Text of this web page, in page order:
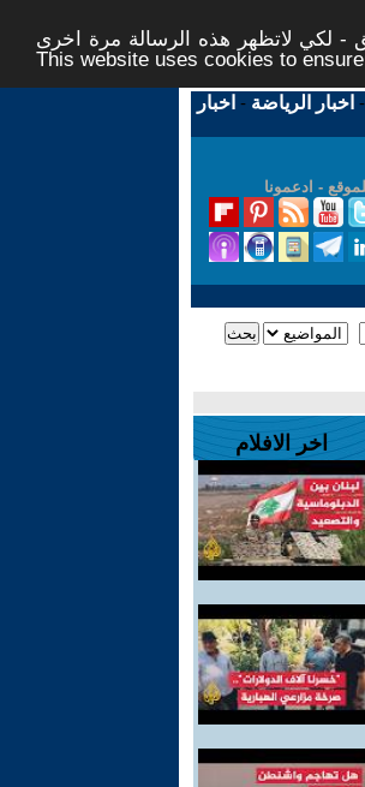
- لكي لاتظهر هذه الرسالة مرة اخرى -
This website uses cookies to
- اخبار الرياضة - اخبار
- ادعمونا
اخر الافلام